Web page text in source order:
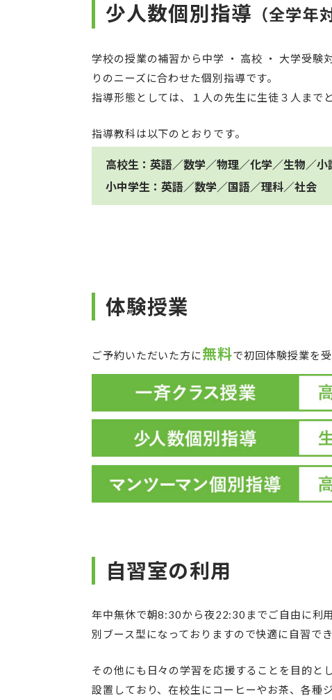
少人数個別指導 （全学年
学校の授業の補習から中学 ・ 高校 ・ 大学受験
りのニーズに合わせた個別指導です。
指導形態としては、１人の先生に生徒３人まで
指導教科は以下のとおりです。
高校生：英語／数学／物理／化学／生物／小
小中学生：英語／数学／国語／理科／社会
体験授業
ご予約いただいた方に無料で初回体験授業を
自習室の利用
年中無休で朝8:30から夜22:30までご自由に利
別ブース型になっておりますので快適に自習でき
その他にも日々の学習を応援することを目的と
設置しており、在校生にコーヒーやお茶、各種